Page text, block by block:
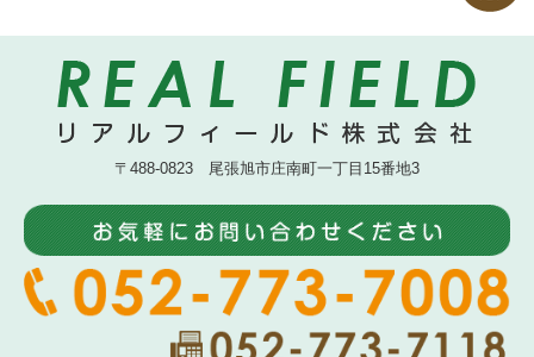
〒488-0823 尾張旭市庄南町一丁目15番地3